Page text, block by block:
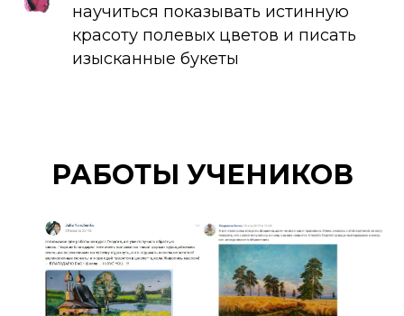
научиться показывать истинную
красоту полевых цветов и писать
изысканные букеты
РАБОТЫ УЧЕНИКОВ